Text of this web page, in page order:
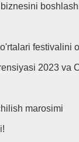
festivalini
2023 va
marosimi